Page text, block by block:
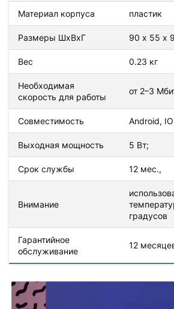
Материал корпуса пластик
Размеры ШхВхГ 90 х 55 х
Вес 0.23 кг
Необходимая
скорость для работы
от 2–3
Совместимость Android,
Выходная мощность 5 Вт;
Срок службы 12 мес.,
Внимание
градусов
Гарантийное
обслуживание
12